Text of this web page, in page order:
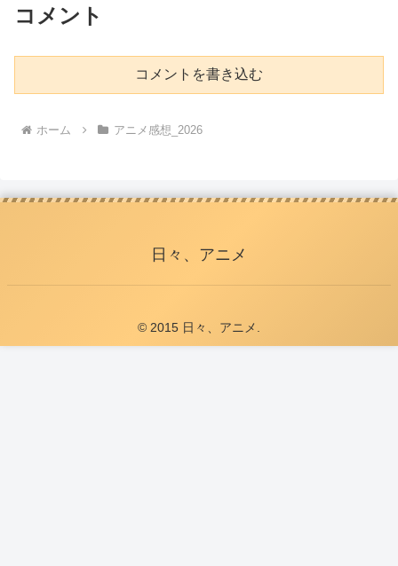
コメント
コメントを書き込む
ホーム アニメ感想_2026
日々、アニメ
© 2015 日々、アニメ.